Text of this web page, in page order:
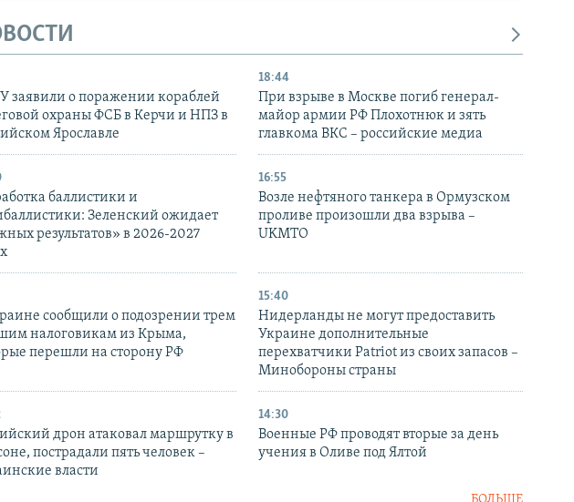
заявили о поражении кораблей
охраны ФСБ в Керчи и НПЗ в
Ярославле
18:44
При взрыве в Москве погиб генерал-
майор армии РФ Плохотнюк и зять
главкома ВКС – российские медиа
баллистики и
Зеленский ожидает
результатов» в 2026-2027
16:55
Возле нефтяного танкера в Ормузском
проливе произошли два взрыва –
UKMTO
сообщили о подозрении трем
налоговикам из Крыма,
перешли на сторону РФ
15:40
Нидерланды не могут предоставить
Украине дополнительные
перехватчики Patriot из своих запасов –
Минобороны страны
дрон атаковал маршрутку в
пострадали пять человек –
власти
14:30
Военные РФ проводят вторые за день
учения в Оливе под Ялтой